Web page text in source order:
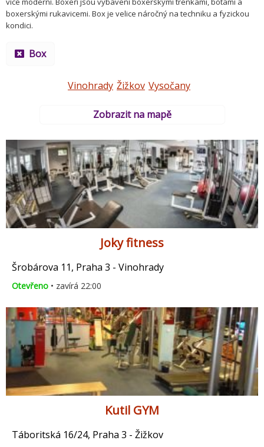
boxerskými rukavicemi. Box je velice náročný na techniku a fyzickou
kondici.
Box
Vinohrady Žižkov Vysočany
Zobrazit na mapě
Joky fitness
Šrobárova 11, Praha 3 - Vinohrady
Otevřeno • zavírá 22:00
Kutil GYM
Táboritská 16/24, Praha 3 - Žižkov